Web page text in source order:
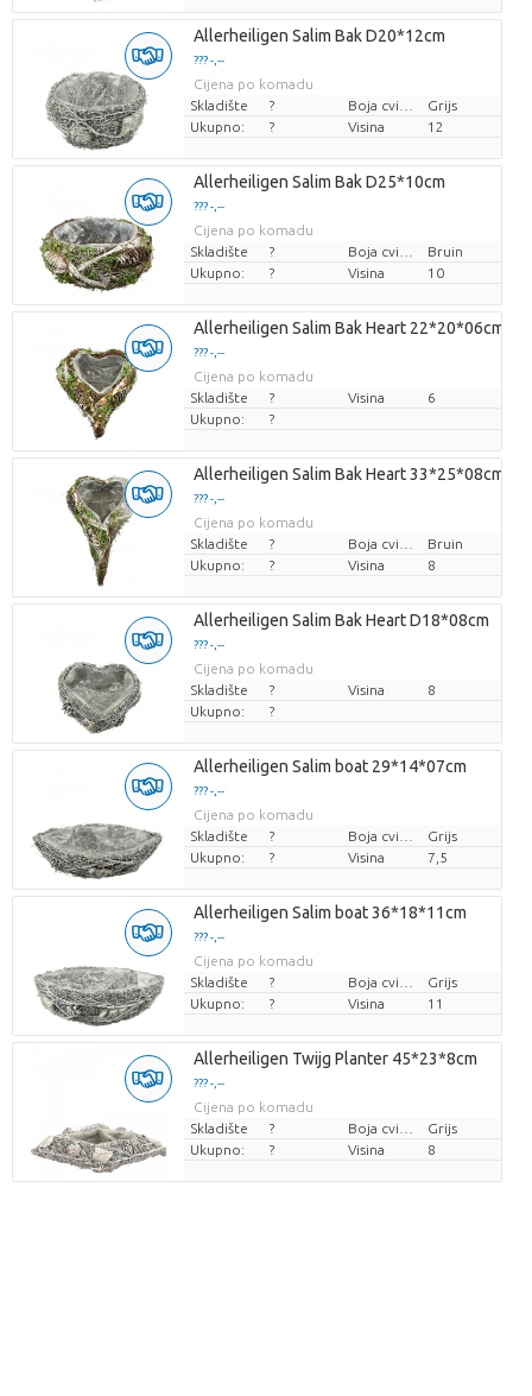
Allerheiligen Salim Bak D20*12cm
??? -,--
Cijena po komadu
Skladište
?
Grijs
Ukupno:
? Visina 12
Allerheiligen Salim Bak D25*10cm
??? -,--
Cijena po komadu
Skladište
?
Bruin
Ukupno:
? Visina 10
Allerheiligen Salim Bak Heart 22*20*06cm
??? -,--
Cijena po komadu
Skladište
? Visina
6
Ukupno:
?
Allerheiligen Salim Bak Heart 33*25*08cm
??? -,--
Cijena po komadu
Skladište
?
Bruin
Ukupno:
? Visina 8
Allerheiligen Salim Bak Heart D18*08cm
??? -,--
Cijena po komadu
Skladište
? Visina
8
Ukupno:
?
Allerheiligen Salim boat 29*14*07cm
??? -,--
Cijena po komadu
Skladište
?
Grijs
Ukupno:
? Visina 7,5
Allerheiligen Salim boat 36*18*11cm
??? -,--
Cijena po komadu
Skladište
?
Grijs
Ukupno:
? Visina 11
Allerheiligen Twijg Planter 45*23*8cm
??? -,--
Cijena po komadu
Skladište
?
Grijs
Ukupno:
? Visina 8